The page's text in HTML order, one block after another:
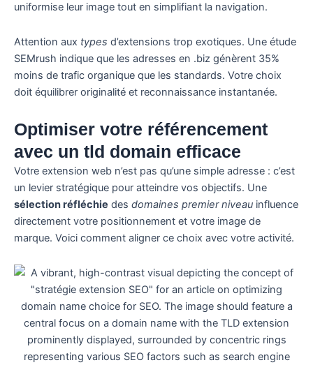
uniformise leur image tout en simplifiant la navigation.
Attention aux types d’extensions trop exotiques. Une étude
SEMrush indique que les adresses en .biz génèrent 35%
moins de trafic organique que les standards. Votre choix
doit équilibrer originalité et reconnaissance instantanée.
Optimiser votre référencement
avec un tld domain efficace
Votre extension web n’est pas qu’une simple adresse : c’est
un levier stratégique pour atteindre vos objectifs. Une
sélection réfléchie des domaines premier niveau influence
directement votre positionnement et votre image de
marque. Voici comment aligner ce choix avec votre activité.